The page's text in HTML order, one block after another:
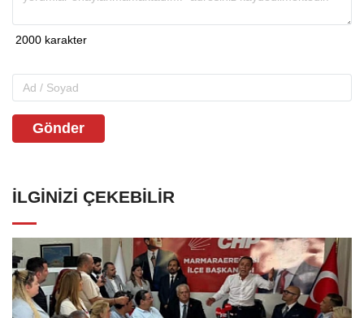
Gönder
İLGINIZI ÇEKEBILIR